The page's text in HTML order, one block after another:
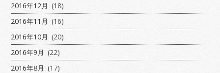
2016年12月 (18)
2016年11月 (16)
2016年10月 (20)
2016年9月 (22)
2016年8月 (17)